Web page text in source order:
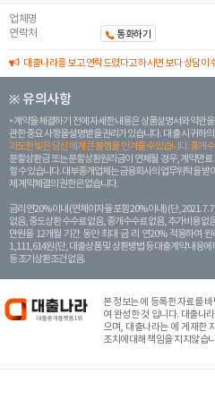
업체명
연락처
통화하기
대출나라를 보고 연락드렸다고 하시면 보다 상담이
※ 유의사항
계약을 체결하기 전에 자세한 내용은 상품설명서와 약관
관한 중요 사항을 설명받을 권리가 있습니다. 대 출 시 귀하
과도한 빚은 당신 에게 큰 불행을 안겨줄 수 있습니다. 중개
분할상환금 또는 분할상환원리금이 연체될 경우, 계약만
할 수 있습니다. 대부중개업체는 금융회사의 업무위탁을 받
제 계약체결의 권한은 없습니다.
금리 연20% 이내 (연체이자율 포함 20% 이내) (단, 2021.
없음, 중도상환 수수료 없음, 중개수수료 없음, 추가비용 없
만원을 12개월 기간 동안 최대 금 리 연20% 적용하여
1,111,614원 (단, 대출상품 및 상환방법 등 대출계약 내용
등 조기상환조건 없음.
본 정보는에 등록한 자료를
여 완성한 것 입니다. 대출나
으며, 대출나라는 에 게재한
조치에대해 책임을 지지않습